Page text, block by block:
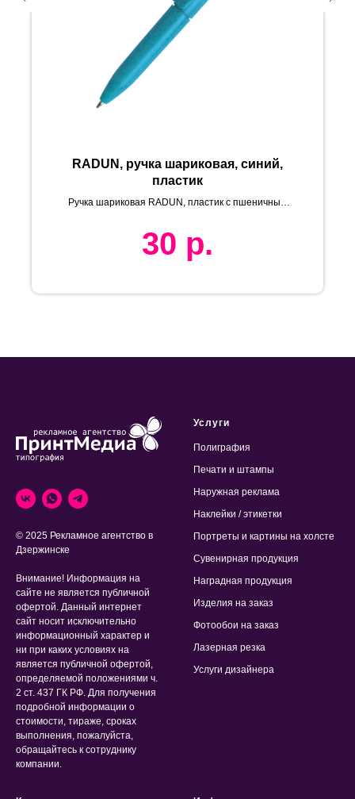
RADUN, ручка шариковая, синий,
пластик
Ручка шариковая RADUN, пластик с пшеничным
30 р.
© 2025 Рекламное агентство в
Дзержинске
Внимание! Информация на
сайте не является публичной
офертой. Данный интернет
сайт носит исключительно
информационный характер и
ни при каких условиях на
является публичной офертой,
определяемой положениями ч.
2 ст. 437 ГК РФ. Для получения
подробной информации о
стоимости, тираже, сроках
выполнения, пожалуйста,
обращайтесь к сотруднику
компании.
Услуги
Полиграфия
Печати и штампы
Наружная реклама
Наклейки / этикетки
Портреты и картины на холсте
Сувенирная продукция
Наградная продукция
Изделия на заказ
Фотообои на заказ
Лазерная резка
Услуги дизайнера